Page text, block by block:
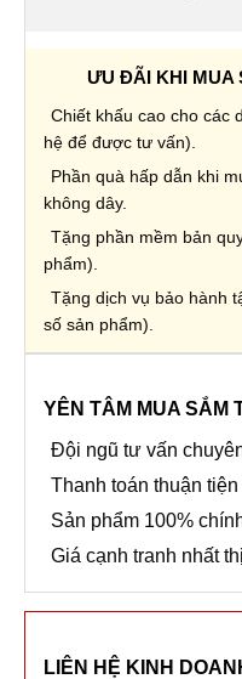
ƯU ĐÃI KHI MUA
Chiết khấu cao cho các
hệ để được tư vấn).
Phần quà hấp dẫn khi
không dây.
Tặng phần mềm bản
phẩm).
Tặng dịch vụ bảo hành
số sản phẩm).
YÊN TÂM MUA SẮM
Đội ngũ tư vấn
Thanh toán thuận tiện
Sản phẩm 100%
Giá cạnh tranh nhất
LIÊN HỆ KINH